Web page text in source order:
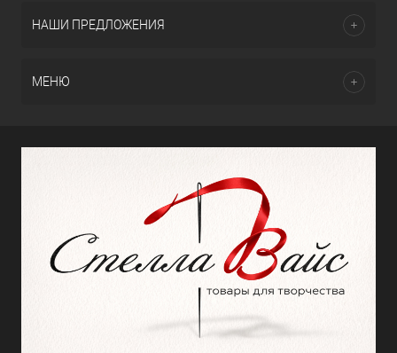
НАШИ ПРЕДЛОЖЕНИЯ
МЕНЮ